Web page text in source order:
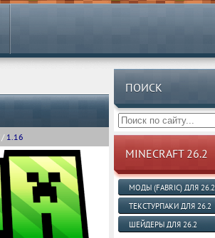
ПОИСК
MINECRAFT 26.2
МОДЫ (FABRIC) ДЛЯ 26.2
ТЕКСТУРПАКИ ДЛЯ 26.2
ШЕЙДЕРЫ ДЛЯ 26.2
/ 1.16